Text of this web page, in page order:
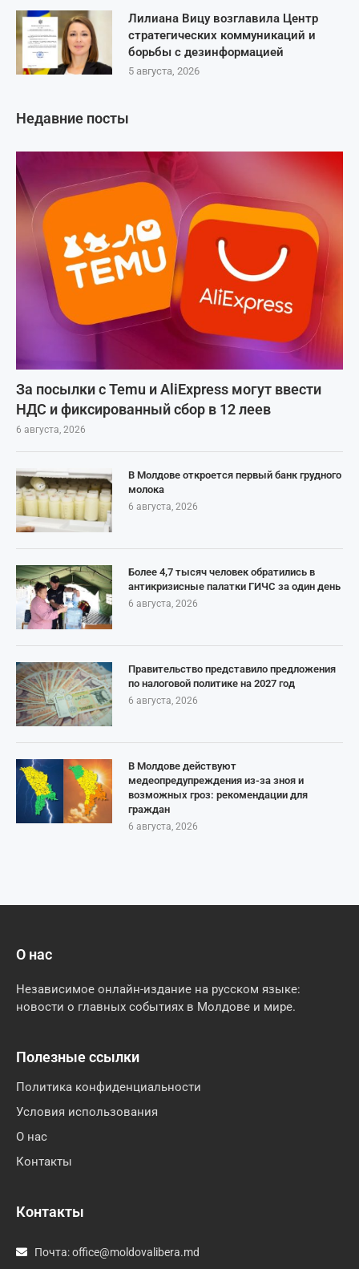
Лилиана Вицу возглавила Центр
стратегических коммуникаций и
борьбы с дезинформацией
5 августа, 2026
Недавние посты
За посылки с Temu и AliExpress могут ввести
НДС и фиксированный сбор в 12 леев
6 августа, 2026
В Молдове откроется первый банк грудного
молока
6 августа, 2026
Более 4,7 тысяч человек обратились в
антикризисные палатки ГИЧС за один день
6 августа, 2026
Правительство представило предложения
по налоговой политике на 2027 год
6 августа, 2026
В Молдове действуют
медеопредупреждения из-за зноя и
возможных гроз: рекомендации для
граждан
6 августа, 2026
О нас
Независимое онлайн-издание на русском языке:
новости о главных событиях в Молдове и мире.
Полезные ссылки
Политика конфиденциальности
Условия использования
О нас
Контакты
Контакты
Почта:office@moldovalibera.md